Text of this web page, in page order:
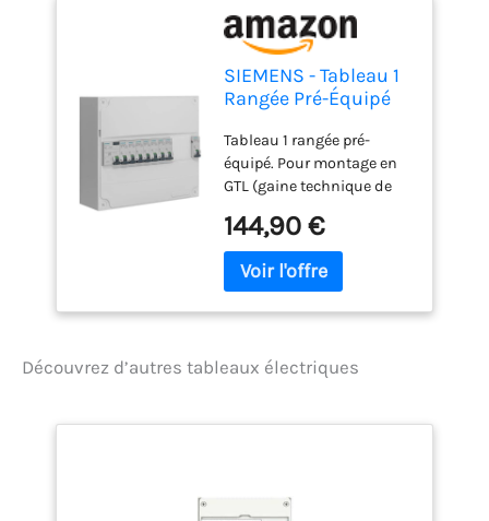
SIEMENS - Tableau 1
Rangée Pré-Équipé
Diff 40A
Tableau 1 rangée pré-
équipé. Pour montage en
GTL (gaine technique de
Contient : 1 interrupteur
différentiel 30mA 40A type
AC 2 disjoncteurs 10A + 3
horizontal avec
144,90 €
Découvrez d’autres tableaux électriques